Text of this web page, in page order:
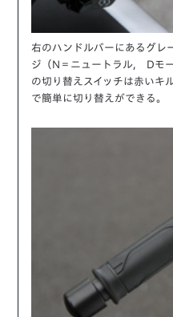
右のハンドルバーにあるグレ
ジ（N＝ニュートラル, Dモ
の切り替えスイッチは赤いキ
で簡単に切り替えができる。